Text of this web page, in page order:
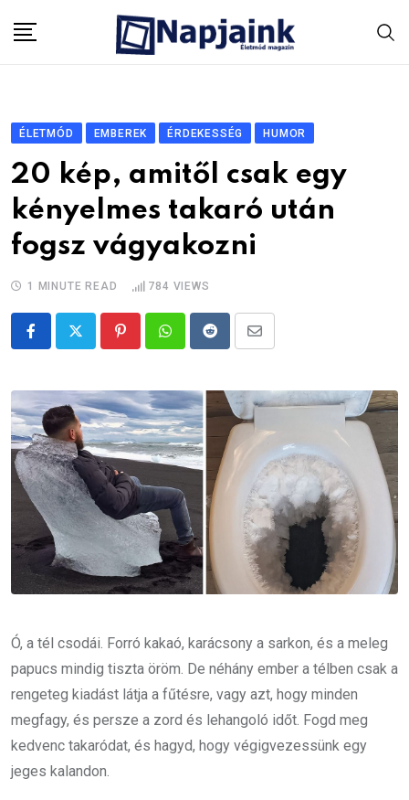
ÉLETMÓD EMBEREK ÉRDEKESSÉG HUMOR
20 kép, amitől csak egy
kényelmes takaró után
fogsz vágyakozni
1 MINUTE READ 784 VIEWS
PinterestWhatsappRedditShare
Email
Ó, a tél csodái. Forró kakaó, karácsony a sarkon, és a meleg
papucs mindig tiszta öröm. De néhány ember a télben csak a
rengeteg kiadást látja a fűtésre, vagy azt, hogy minden
megfagy, és persze a zord és lehangoló időt. Fogd meg
kedvenc takaródat, és hagyd, hogy végigvezessünk egy
jeges kalandon.